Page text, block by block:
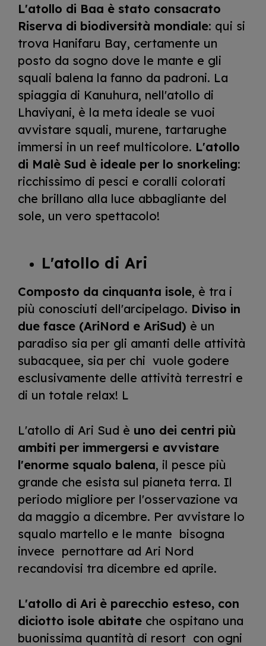
L'atollo di Baa è stato consacrato
Riserva di biodiversità mondiale: qui si
trova Hanifaru Bay, certamente un
posto da sogno dove le mante e gli
squali balena la fanno da padroni. La
spiaggia di Kanuhura, nell'atollo di
Lhaviyani, è la meta ideale se vuoi
avvistare squali, murene, tartarughe
immersi in un reef multicolore. L'atollo
di Malè Sud è ideale per lo snorkeling:
ricchissimo di pesci e coralli colorati
che brillano alla luce abbagliante del
sole, un vero spettacolo!
L'atollo di Ari
Composto da cinquanta isole, è tra i
più conosciuti dell'arcipelago. Diviso in
due fasce (AriNord e AriSud) è un
paradiso sia per gli amanti delle attività
subacquee, sia per chi vuole godere
esclusivamente delle attività terrestri e
di un totale relax! L
L'atollo di Ari Sud è uno dei centri più
ambiti per immergersi e avvistare
l'enorme squalo balena, il pesce più
grande che esista sul pianeta terra. Il
periodo migliore per l'osservazione va
da maggio a dicembre. Per avvistare lo
squalo martello e le mante bisogna
invece pernottare ad Ari Nord
recandovisi tra dicembre ed aprile.
L'atollo di Ari è parecchio esteso, con
diciotto isole abitateche ospitano una
buonissima quantità di resort con ogni